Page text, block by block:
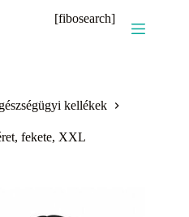
[fibosearch]
kellékek
fekete, XXL